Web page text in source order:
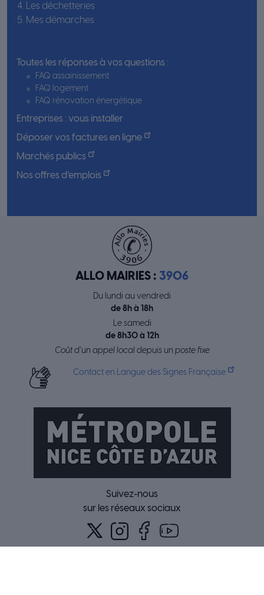
Les déchetteries
Mes démarches
Toutes les réponses à vos questions :
FAQ assainissement
FAQ logement
FAQ rénovation énergétique
Entreprises : vous installer
Déposer vos factures en ligne
Marchés publics
Nos offres d’emplois
ALLO MAIRIES : 3906
Du lundi au vendredi
de 8h à 18h
Le samedi
de 8h30 à 12h
Coût d’un appel local depuis un poste fixe
Contact en Langue des Signes Française
Suivez-nous
sur les réseaux sociaux